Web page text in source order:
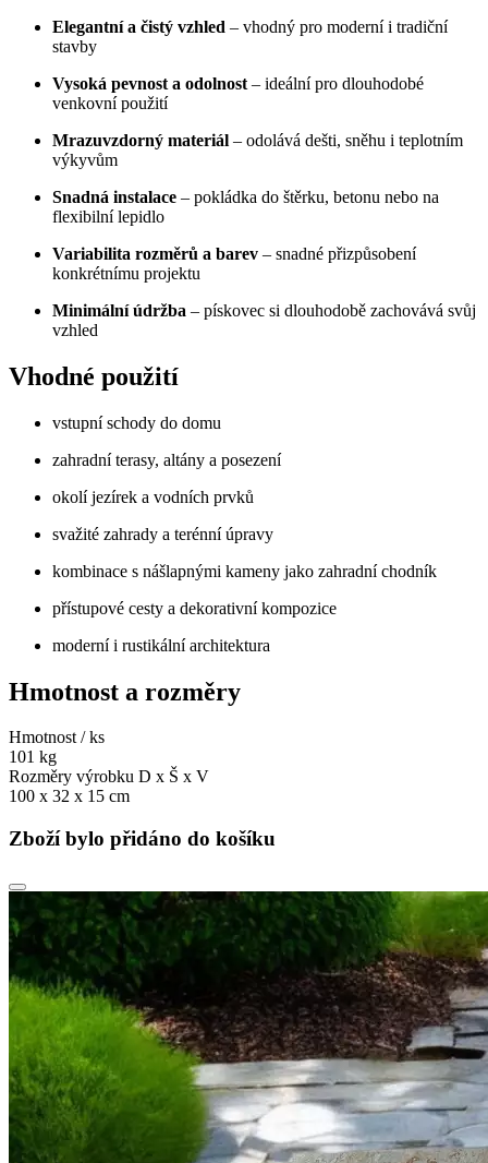
Elegantní a čistý vzhled – vhodný pro moderní i tradiční
stavby
Vysoká pevnost a odolnost – ideální pro dlouhodobé
venkovní použití
Mrazuvzdorný materiál – odolává dešti, sněhu i teplotním
výkyvům
Snadná instalace – pokládka do štěrku, betonu nebo na
flexibilní lepidlo
Variabilita rozměrů a barev – snadné přizpůsobení
konkrétnímu projektu
Minimální údržba – pískovec si dlouhodobě zachovává svůj
vzhled
Vhodné použití
vstupní schody do domu
zahradní terasy, altány a posezení
okolí jezírek a vodních prvků
svažité zahrady a terénní úpravy
kombinace s nášlapnými kameny jako zahradní chodník
přístupové cesty a dekorativní kompozice
moderní i rustikální architektura
Hmotnost a rozměry
Hmotnost / ks
101 kg
Rozměry výrobku D x Š x V
100 x 32 x 15 cm
Zboží bylo přidáno do košíku